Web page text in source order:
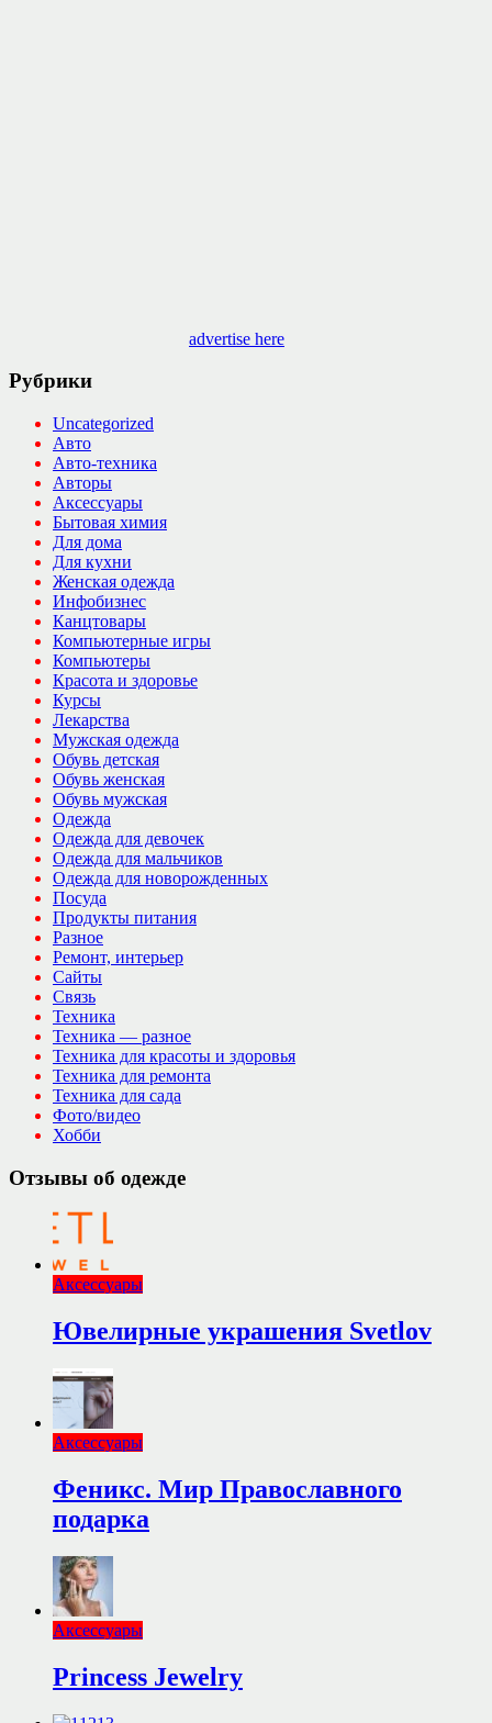
advertise here
Рубрики
Uncategorized
Авто
Авто-техника
Авторы
Аксессуары
Бытовая химия
Для дома
Для кухни
Женская одежда
Инфобизнес
Канцтовары
Компьютерные игры
Компьютеры
Красота и здоровье
Курсы
Лекарства
Мужская одежда
Обувь детская
Обувь женская
Обувь мужская
Одежда
Одежда для девочек
Одежда для мальчиков
Одежда для новорожденных
Посуда
Продукты питания
Разное
Ремонт, интерьер
Сайты
Связь
Техника
Техника — разное
Техника для красоты и здоровья
Техника для ремонта
Техника для сада
Фото/видео
Хобби
Отзывы об одежде
Аксессуары
Ювелирные украшения Svetlov
Аксессуары
Феникс. Мир Православного
подарка
Аксессуары
Princess Jewelry